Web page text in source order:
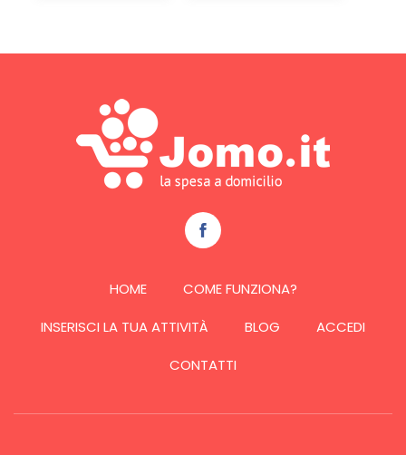
HOME
COME FUNZIONA?
INSERISCI LA TUA ATTIVITÀ
BLOG
ACCEDI
CONTATTI